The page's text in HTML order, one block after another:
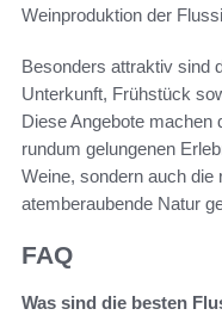
Weinproduktion der
Besonders attraktiv sind
Unterkunft, Frühstück
Diese Angebote machen
rundum gelungenen
Weine, sondern auch die
atemberaubende Natur
FAQ
Was sind die besten